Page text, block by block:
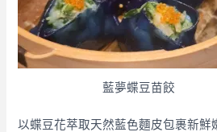
藍夢蝶豆苗餃
以蝶豆花萃取天然藍色麵皮包裹新鮮